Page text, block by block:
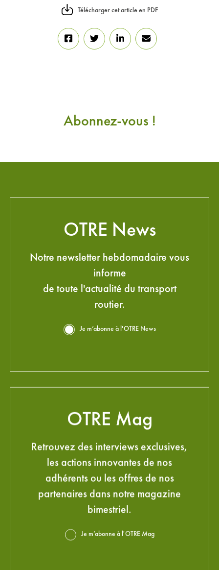
Télécharger cet article en PDF
Abonnez-vous !
OTRE News
Notre newsletter hebdomadaire vous
informe
de toute l'actualité du transport
routier.
Je m’abonne à l'OTRE News
OTRE Mag
Retrouvez des interviews exclusives,
les actions innovantes de nos
adhérents ou les offres de nos
partenaires dans notre magazine
bimestriel.
Je m’abonne à l'OTRE Mag